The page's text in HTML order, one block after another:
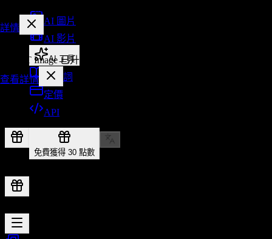
AI 圖片
AI 影片
AI 工具
提示詞
定價
API
免費獲得 30 點數
詳情
AI GPT Image 已升級為
查看詳情